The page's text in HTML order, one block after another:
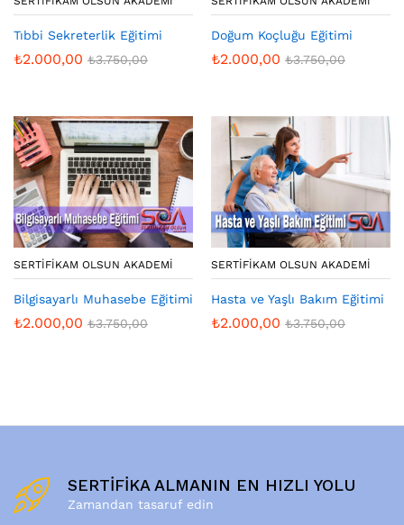
Tıbbi Sekreterlik Eğitimi
₺2.000,00 ₺3.750,00
Doğum Koçluğu Eğitimi
₺2.000,00 ₺3.750,00
SERTIFIKAM OLSUN AKADEMI
Bilgisayarlı Muhasebe Eğitimi
₺2.000,00 ₺3.750,00
SERTIFIKAM OLSUN AKADEMI
Hasta ve Yaşlı Bakım Eğitimi
₺2.000,00 ₺3.750,00
SERTİFİKA ALMANIN EN HIZLI YOLU
Zamandan tasaruf edin